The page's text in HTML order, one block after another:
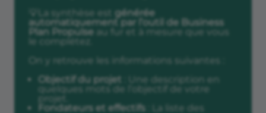
💡La synthèse est générée
automatiquement par l’outil de Business
Plan Propulse au fur et à mesure que vous
le complétez.
On y retrouve les informations suivantes :
Objectif du projet
: Une description en
quelques mots de l’objectif de votre
projet.
Fondateurs et effectifs : La liste des